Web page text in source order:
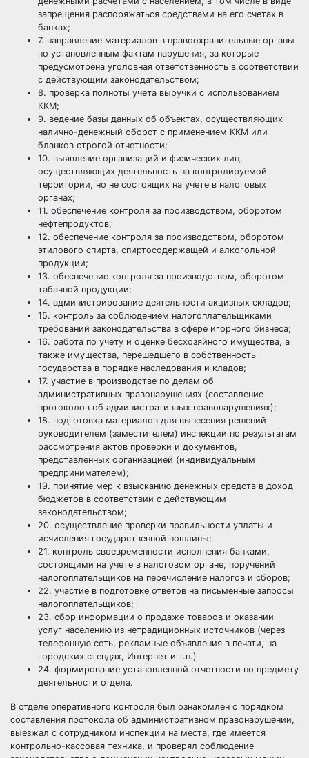
запрещения распоряжаться средствами на его счетах в
банках;
7. направление материалов в правоохранительные органы
по установленным фактам нарушения, за которые
предусмотрена уголовная ответственность в соответствии
с действующим законодательством;
8. проверка полноты учета выручки с использованием
ККМ;
9. ведение базы данных об объектах, осуществляющих
налично-денежный оборот с применением ККМ или
бланков строгой отчетности;
10. выявление организаций и физических лиц,
осуществляющих деятельность на контролируемой
территории, но не состоящих на учете в налоговых
органах;
11. обеспечение контроля за производством, оборотом
нефтепродуктов;
12. обеспечение контроля за производством, оборотом
этилового спирта, спиртосодержащей и алкогольной
продукции;
13. обеспечение контроля за производством, оборотом
табачной продукции;
14. администрирование деятельности акцизных складов;
15. контроль за соблюдением налогоплательщиками
требований законодательства в сфере игорного бизнеса;
16. работа по учету и оценке бесхозяйного имущества, а
также имущества, перешедшего в собственность
государства в порядке наследования и кладов;
17. участие в производстве по делам об
административных правонарушениях (составление
протоколов об административных правонарушениях);
18. подготовка материалов для вынесения решений
руководителем (заместителем) инспекции по результатам
рассмотрения актов проверки и документов,
представленных организацией (индивидуальным
предпринимателем);
19. принятие мер к взысканию денежных средств в доход
бюджетов в соответствии с действующим
законодательством;
20. осуществление проверки правильности уплаты и
исчисления государственной пошлины;
21. контроль своевременности исполнения банками,
состоящими на учете в налоговом органе, поручений
налогоплательщиков на перечисление налогов и сборов;
22. участие в подготовке ответов на письменные запросы
налогоплательщиков;
23. сбор информации о продаже товаров и оказании
услуг населению из нетрадиционных источников (через
телефонную сеть, рекламные объявления в печати, на
городских стендах, Интернет и т.п.)
24. формирование установленной отчетности по предмету
деятельности отдела.
В отделе оперативного контроля был ознакомлен с порядком
составления протокола об административном правонарушении,
выезжал с сотрудником инспекции на места, где имеется
контрольно-кассовая техника, и проверял соблюдение